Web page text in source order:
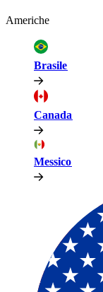
Americhe​​
Brasile​​
Canada​​
Messico​​